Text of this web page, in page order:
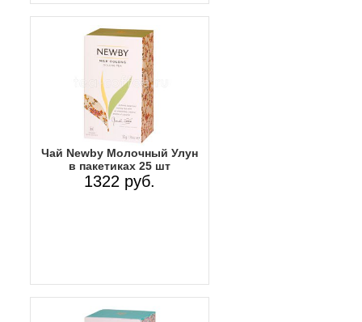
Чай Newby Молочный Улун
в пакетиках 25 шт
1322 руб.